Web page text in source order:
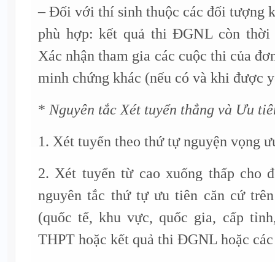
– Đối với thí sinh thuộc các đối tượng
phù hợp: kết quả thi ĐGNL còn thời
Xác nhận tham gia các cuộc thi của
minh chứng khác (nếu có và khi được
* Nguyên tắc Xét tuyển thẳng và Ưu
1. Xét tuyển theo thứ tự nguyện vọng
2. Xét tuyển từ cao xuống thấp cho
nguyên tắc thứ tự ưu tiên căn cứ
(quốc tế, khu vực, quốc gia, cấp
THPT hoặc kết quả thi ĐGNL hoặc